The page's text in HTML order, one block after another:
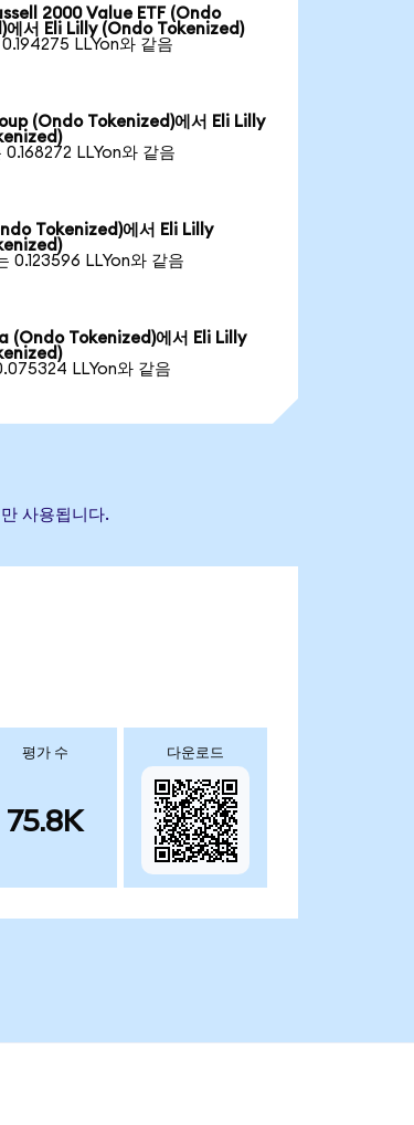
2000 Value ETF (Ondo
에서 Eli Lilly (Ondo Tokenized)
LLYon와 같음
(Ondo Tokenized)에서 Eli Lilly
0.168272 LLYon와 같음
Tokenized)에서 Eli Lilly
0.123596 LLYon와 같음
(Ondo Tokenized)에서 Eli Lilly
LLYon와 같음
사용됩니다.
평가 수
75.8K
다운로드